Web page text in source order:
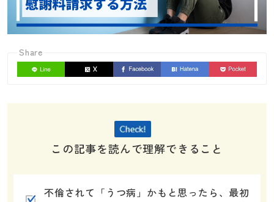
Share
この記事を読んで理解できること
不倫されて「うつ病」かもと思ったら、最初